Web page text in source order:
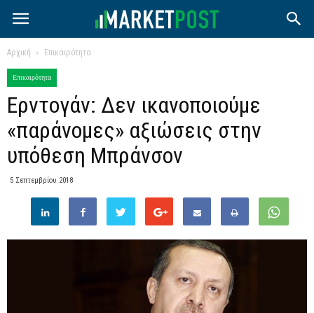
Αρχική Επικαιρότητα
Επικαιρότητα
Ερντογάν: Δεν ικανοποιούμε
«παράνομες» αξιώσεις στην
υπόθεση Μπράνσον
5 Σεπτεμβρίου 2018